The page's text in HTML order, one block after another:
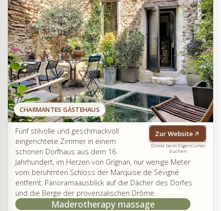
CHARMANTES GÄSTEHAUS
Zur Website
Direkt beim Eigentümer
buchen
Fünf stilvolle und geschmackvoll
eingerichtete Zimmer in einem
schönen Dorfhaus aus dem 16.
Jahrhundert, im Herzen von Grignan, nur wenige Meter
vom berühmten Schloss der Marquise de Sévigné
entfernt. Panoramaausblick auf die Dächer des Dorfes
und die Berge der provenzalischen Drôme.
Maderotherapy massage